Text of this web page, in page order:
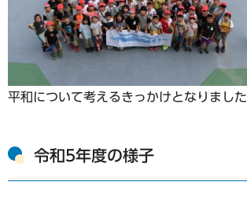
平和について考えるきっかけとなりました
令和5年度の様子